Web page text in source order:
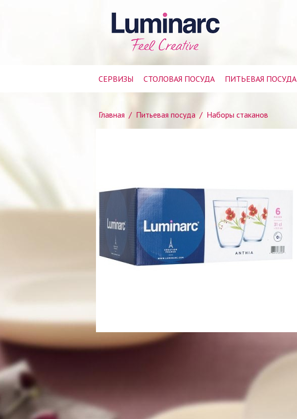
СЕРВИЗЫ СТОЛОВАЯ ПОСУДА ПИТЬЕВАЯ ПОСУДА
Главная / Питьевая посуда / Наборы стаканов